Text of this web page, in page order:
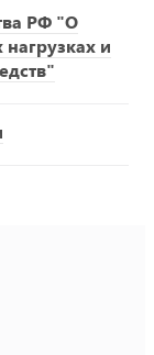
РФ "О
и